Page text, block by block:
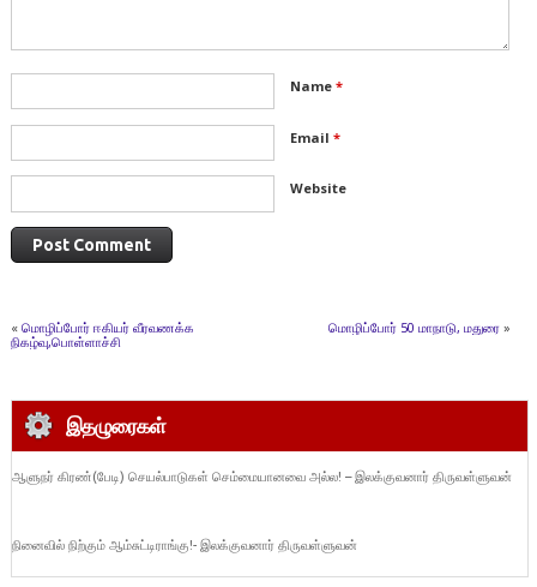
Name *
Email *
Website
« மொழிப்போர் ஈகியர் வீரவணக்க
நிகழ்வு,பொள்ளாச்சி
மொழிப்போர் 50 மாநாடு, மதுரை »
இதழுரைகள்
ஆளுநர் கிரண்(பேடி) செயல்பாடுகள் செம்மையானவை அல்ல! – இலக்குவனார் திருவள்ளுவன்
நினைவில் நிற்கும் ஆம்சுட்டிராங்கு!- இலக்குவனார் திருவள்ளுவன்